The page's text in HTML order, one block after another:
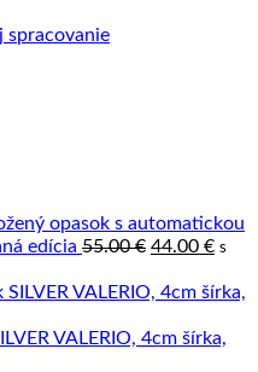
o
spracovanieŽiadne
spracovanie
opasok s automatickou
edícia 55.00€ Pôvodná
bola:
44.00 €
je:
s
VALERIO, 4cm šírka,